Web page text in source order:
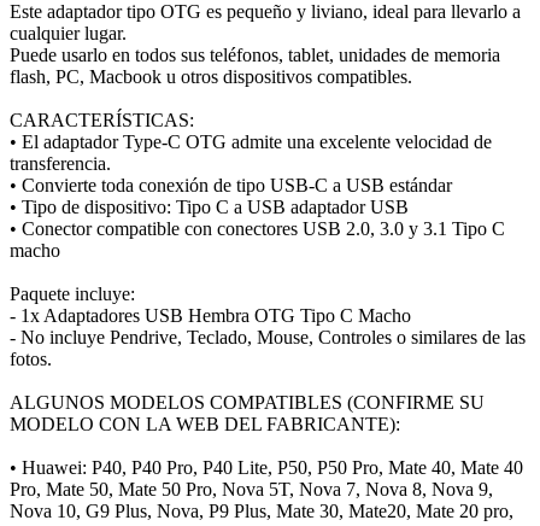
Este adaptador tipo OTG es pequeño y liviano, ideal para llevarlo a
cualquier lugar.
Puede usarlo en todos sus teléfonos, tablet, unidades de memoria
flash, PC, Macbook u otros dispositivos compatibles.
CARACTERÍSTICAS:
• El adaptador Type-C OTG admite una excelente velocidad de
transferencia.
• Convierte toda conexión de tipo USB-C a USB estándar
• Tipo de dispositivo: Tipo C a USB adaptador USB
• Conector compatible con conectores USB 2.0, 3.0 y 3.1 Tipo C
macho
Paquete incluye:
- 1x Adaptadores USB Hembra OTG Tipo C Macho
- No incluye Pendrive, Teclado, Mouse, Controles o similares de las
fotos.
ALGUNOS MODELOS COMPATIBLES (CONFIRME SU
MODELO CON LA WEB DEL FABRICANTE):
• Huawei: P40, P40 Pro, P40 Lite, P50, P50 Pro, Mate 40, Mate 40
Pro, Mate 50, Mate 50 Pro, Nova 5T, Nova 7, Nova 8, Nova 9,
Nova 10, G9 Plus, Nova, P9 Plus, Mate 30, Mate20, Mate 20 pro,